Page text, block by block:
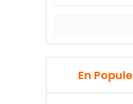
En